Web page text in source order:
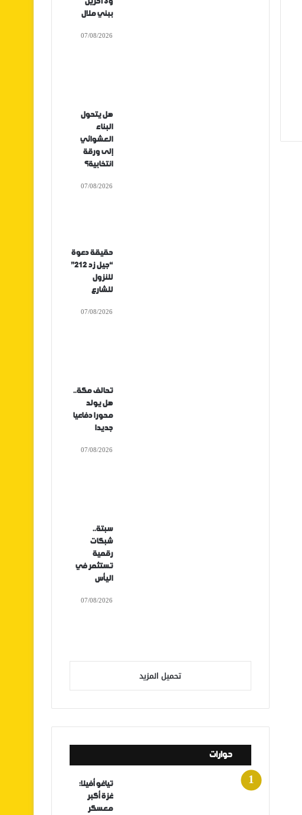
ببني ملال
07/08/2026
هل يتحول
البناء
العشوائي
إلى ورقة
انتخابية؟
07/08/2026
حقيقة دعوة
“جيل زد 212”
للنزول
للشارع
07/08/2026
تحالف مكة..
هل يولد
محورا دفاعيا
جديدا
07/08/2026
سبتة..
شبكات
رقمية
تستثمر في
اليأس
07/08/2026
تحميل المزيد
حوارات
تياغو أفيلا:
غزة أكبر
معسكر